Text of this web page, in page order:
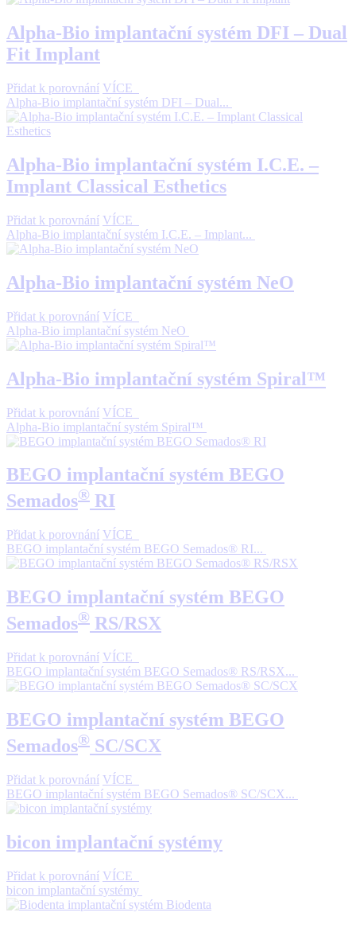
Alpha-Bio implantační systém DFI – Dual
Fit Implant
Přidat k porovnání VÍCE
Alpha-Bio implantační systém DFI – Dual...
Alpha-Bio implantační systém I.C.E. –
Implant Classical Esthetics
Přidat k porovnání VÍCE
Alpha-Bio implantační systém I.C.E. – Implant...
Alpha-Bio implantační systém NeO
Přidat k porovnání VÍCE
Alpha-Bio implantační systém NeO
Alpha-Bio implantační systém Spiral™
Přidat k porovnání VÍCE
Alpha-Bio implantační systém Spiral™
BEGO implantační systém BEGO
Semados® RI
Přidat k porovnání VÍCE
BEGO implantační systém BEGO Semados® RI...
BEGO implantační systém BEGO
Semados® RS/RSX
Přidat k porovnání VÍCE
BEGO implantační systém BEGO Semados® RS/RSX...
BEGO implantační systém BEGO
Semados® SC/SCX
Přidat k porovnání VÍCE
BEGO implantační systém BEGO Semados® SC/SCX...
bicon implantační systémy
Přidat k porovnání VÍCE
bicon implantační systémy